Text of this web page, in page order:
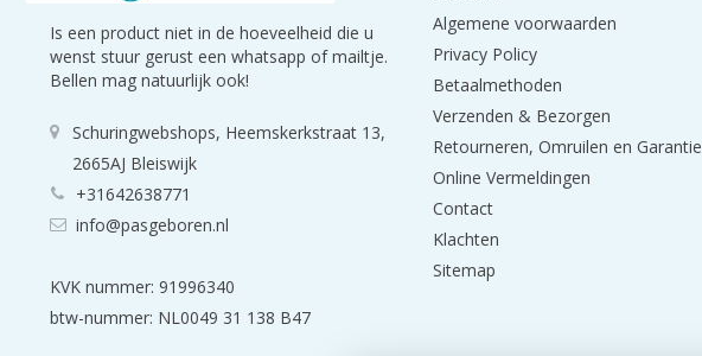
Is een product niet in de hoeveelheid die u
wenst stuur gerust een whatsapp of mailtje.
Bellen mag natuurlijk ook!
Schuringwebshops, Heemskerkstraat 13,
2665AJ Bleiswijk
+31642638771
info@pasgeboren.nl
KVK nummer: 91996340
btw-nummer: NL0049 31 138 B47
Algemene voorwaarden
Privacy Policy
Betaalmethoden
Verzenden & Bezorgen
Retourneren, Omruilen en Garantie
Online Vermeldingen
Contact
Klachten
Sitemap